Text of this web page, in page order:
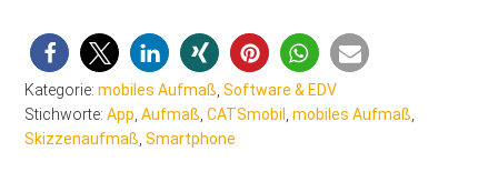
Kategorie:mobiles Aufmaß ,Software & EDV
Stichworte:App ,Aufmaß ,CATSmobil ,mobiles Aufmaß
Skizzenaufmaß ,Smartphone